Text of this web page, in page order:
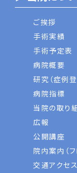
ご挨拶
手術実績
手術予定表
病院概要
研究（症例登
病院指標
当院の取り
広報
公開講座
院内案内（フ
交通アクセス